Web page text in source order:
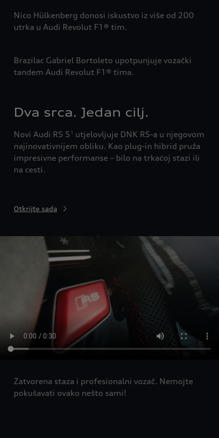
Nico Hülkenberg donosi iskustvo iz više od 200
utrka u Audi Revolut F1® tim.
Brazilac Gabriel Bortoleto upotpunjuje vozački
tandem Audi Revolut F1® tima.
Dva srca. Jedan cilj.
Novi Audi RS 5 1
utjelovljuje DNK RS-a u njegovom
najinovativnijem obliku. Kao plug-in hibrid pruža
impresivne performanse – bilo na trkaćoj stazi ili
na cesti.
Otkrijte sada
Zatvorena staza i profesionalni vozač. Nemojte
pokušavati ovako nešto sami!